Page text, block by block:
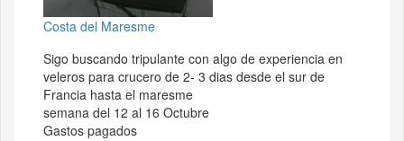
Costa del Maresme
Sigo buscando tripulante con algo de experiencia en
veleros para crucero de 2- 3 dias desde el sur de
Francia hasta el maresme
semana del 12 al 16 Octubre
Gastos pagados